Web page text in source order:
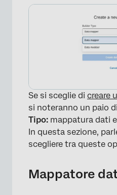
Se si sceglie di creare
si noteranno un paio
Tipo: mappatura dati
In questa sezione,
scegliere tra queste
Mappatore